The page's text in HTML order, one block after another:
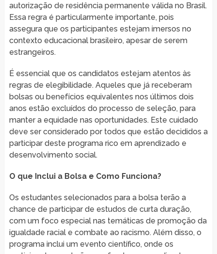
autorização de residência permanente válida no Brasil.
Essa regra é particularmente importante, pois
assegura que os participantes estejam imersos no
contexto educacional brasileiro, apesar de serem
estrangeiros.
É essencial que os candidatos estejam atentos às
regras de elegibilidade. Aqueles que já receberam
bolsas ou benefícios equivalentes nos últimos dois
anos estão excluídos do processo de seleção, para
manter a equidade nas oportunidades. Este cuidado
deve ser considerado por todos que estão decididos a
participar deste programa rico em aprendizado e
desenvolvimento social.
O que Inclui a Bolsa e Como Funciona?
Os estudantes selecionados para a bolsa terão a
chance de participar de estudos de curta duração,
com um foco especial nas temáticas de promoção da
igualdade racial e combate ao racismo. Além disso, o
programa inclui um evento científico, onde os